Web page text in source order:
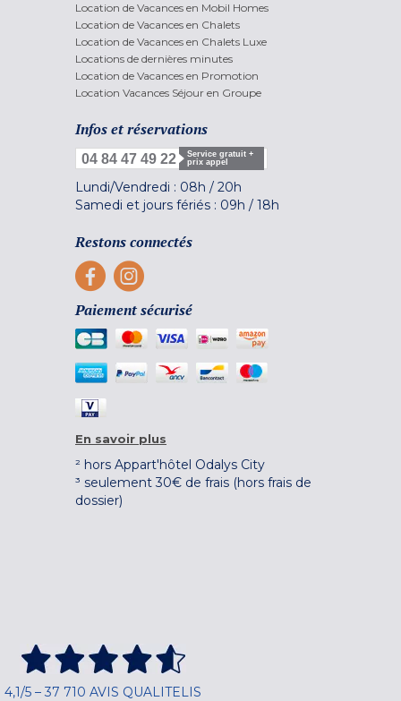
Location de Vacances en Mobil Homes
Location de Vacances en Chalets
Location de Vacances en Chalets Luxe
Locations de dernières minutes
Location de Vacances en Promotion
Location Vacances Séjour en Groupe
Infos et réservations
04 84 47 49 22
Service gratuit +
prix appel
Lundi/Vendredi : 08h / 20h
Samedi et jours fériés : 09h / 18h
Restons connectés
Paiement sécurisé
En savoir plus
² hors Appart'hôtel Odalys City
³ seulement 30€ de frais (hors frais de
dossier)
4,1/5 – 37 710 AVIS QUALITELIS